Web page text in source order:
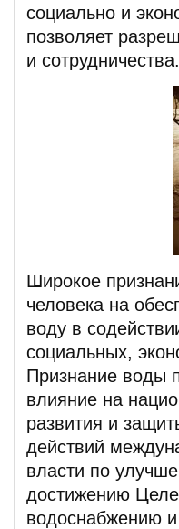
социально и
позволяет
и сотрудничества.
Широкое
человека на
воду в
социальных,
Признание воды
влияние на
развития и
действий
власти по
достижению
водоснабжению и